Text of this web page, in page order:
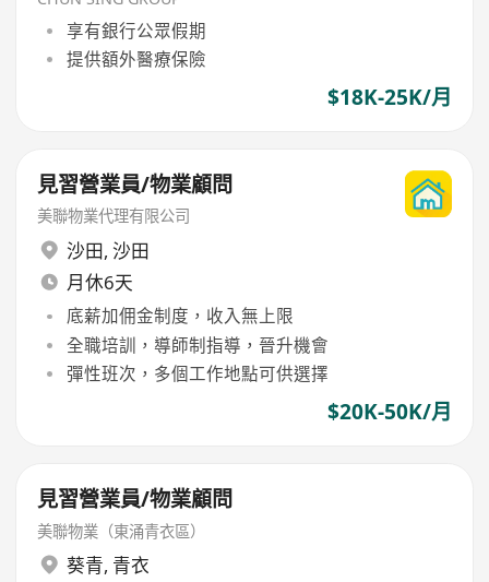
享有銀行公眾假期
提供額外醫療保險
$18K-25K/月
見習營業員/物業顧問
美聯物業代理有限公司
沙田, 沙田
月休6天
底薪加佣金制度，收入無上限
全職培訓，導師制指導，晉升機會
彈性班次，多個工作地點可供選擇
$20K-50K/月
見習營業員/物業顧問
美聯物業（東涌青衣區）
葵青, 青衣